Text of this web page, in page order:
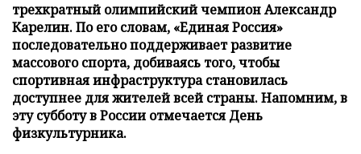
трехкратный олимпийский чемпион Александр
Карелин. По его словам, «Единая Россия»
последовательно поддерживает развитие
массового спорта, добиваясь того, чтобы
спортивная инфраструктура становилась
доступнее для жителей всей страны. Напомним, в
эту субботу в России отмечается День
физкультурника.